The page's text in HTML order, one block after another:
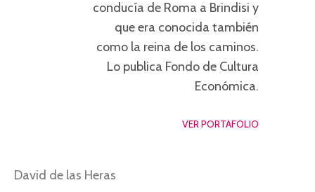
conducía de Roma a Brindisi y
que era conocida también
como la reina de los caminos.
Lo publica Fondo de Cultura
Económica.
VER PORTAFOLIO
David de las Heras